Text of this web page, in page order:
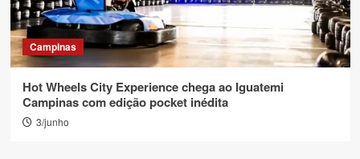
Campinas
Hot Wheels City Experience chega ao Iguatemi
Campinas com edição pocket inédita
3/junho